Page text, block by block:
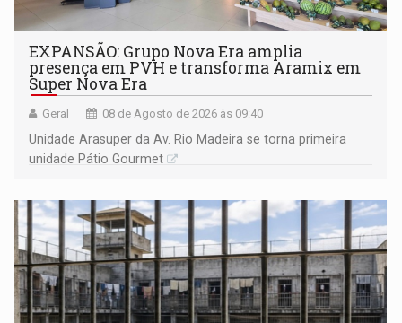
EXPANSÃO: Grupo Nova Era amplia
presença em PVH e transforma Aramix em
Super Nova Era
Geral 08 de Agosto de 2026 às 09:40
Unidade Arasuper da Av. Rio Madeira se torna primeira
unidade Pátio Gourmet